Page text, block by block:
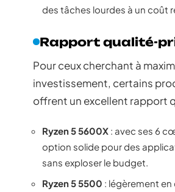
des tâches lourdes à un coût
Rapport qualité-
Pour ceux cherchant à
investissement, certains
offrent un excellent rapport
Ryzen 5 5600X : avec ses 6
option solide pour des
sans exploser le budget.
Ryzen 5 5500 : légèrement